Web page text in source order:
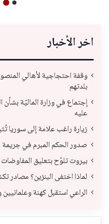
اخر الأخبار
وقفة احتجاجية لأهالي
بلدتهم
إجتماع في وزارة الماليّة بشأن
عليه
زيارة راغب علامة إلى سوريا
صدور الحكم المبرم في جريمة
بيروت تلوّح بتعليق المفاوضات مع إسرائيل.. 3
لماذا اختفى البنزين؟
الراعي استقبل كهنة